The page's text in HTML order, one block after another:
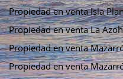
Propiedad en venta Isla
Propiedad en venta La
Propiedad en venta
Propiedad en venta